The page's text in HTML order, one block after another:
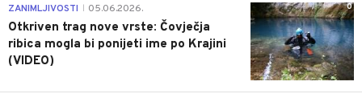
0
ZANIMLJIVOSTI 05.06.2026.
Otkriven trag nove vrste: Čovječja
ribica mogla bi ponijeti ime po Krajini
(VIDEO)